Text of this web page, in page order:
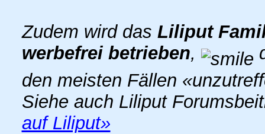
Zudem wird das Liliput
werbefrei betrieben,
den meisten Fällen
Siehe auch Liliput
auf Liliput»